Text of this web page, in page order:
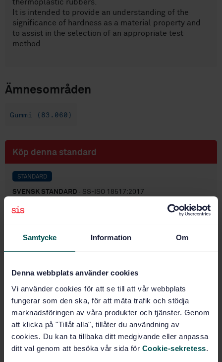
Samtycke Information Om
Denna webbplats använder cookies
Vi använder cookies för att se till att vår webbplats
fungerar som den ska, för att mäta trafik och stödja
marknadsföringen av våra produkter och tjänster. Genom
att klicka på "Tillåt alla", tillåter du användning av
cookies. Du kan ta tillbaka ditt medgivande eller anpassa
ditt val genom att besöka vår sida för Cookie-sekretess.
thermoplastic rubbers.
It is intended to provide an understanding of the
significance of hardness as a material property and
to assist in the selection of an appropriate test
method.
Ämnesområden
Gummi (83.060)
Köp denna standard
STANDARD
SVENSK STANDARD · SS-ISO 18517:2017
Vulkat gummi och termoelast - Hårdhetsprovning -
Introduktion och vägledning (ISO 18517:2015, IDT)
Prenumerera på standarden - Läs mer
PDF
Fler alternativ